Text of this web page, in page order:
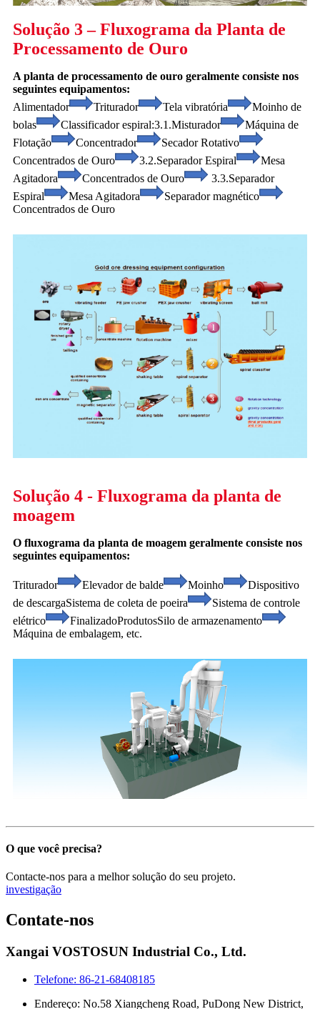
Solução 3 – Fluxograma da Planta de
Processamento de Ouro
A planta de processamento de ouro geralmente consiste nos
seguintes equipamentos:
Alimentador
Triturador Tela vibratória
Moinho de
bolas
Classificador espiral:3.1.Misturador
Máquina de
Flotação
Concentrador
Secador Rotativo
Concentrados de Ouro
3.2.Separador Espiral
Mesa
Agitadora
Concentrados de Ouro
3.3.Separador
Espiral
Mesa Agitadora
Separador magnético
Concentrados de Ouro
Solução 4 - Fluxograma da planta de
moagem
O fluxograma da planta de moagem geralmente consiste nos
seguintes equipamentos:
Triturador Elevador de balde Moinho
Dispositivo
de descargaSistema de coleta de poeira
Sistema de controle
elétrico
FinalizadoProdutosSilo de armazenamento
Máquina de embalagem, etc.
O que você precisa?
Contacte-nos para a melhor solução do seu projeto.
investigação
Contate-nos
Xangai VOSTOSUN Industrial Co., Ltd.
Telefone: 86-21-68408185
Endereço: No.58 Xiangcheng Road, PuDong New District,